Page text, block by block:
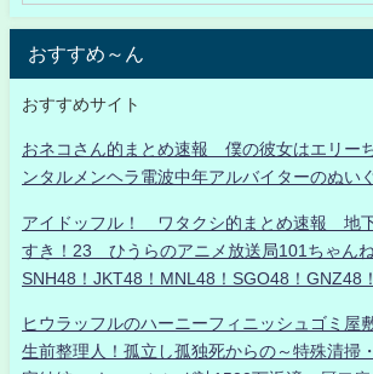
おすすめ～ん
おすすめサイト
おネコさん的まとめ速報 僕の彼女はエリー
ンタルメンヘラ電波中年アルバイターのぬい
アイドッフル！ ワタクシ的まとめ速報 地
すき！23 ひうらのアニメ放送局101ちゃん
SNH48！JKT48！MNL48！SGO48！GNZ48
ヒウラッフルのハーニーフィニッシュゴミ屋
生前整理人！孤立し孤独死からの～特殊清掃